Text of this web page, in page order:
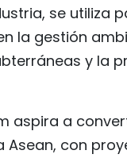
se utiliza
la gestión
y la
aspira a
con